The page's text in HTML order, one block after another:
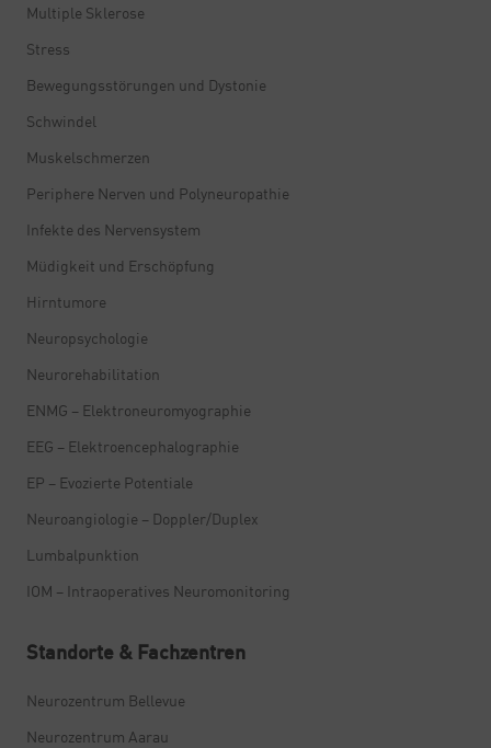
Multiple Sklerose
Stress
Bewegungsstörungen und Dystonie
Schwindel
Muskelschmerzen
Periphere Nerven und Polyneuropathie
Infekte des Nervensystem
Müdigkeit und Erschöpfung
Hirntumore
Neuropsychologie
Neurorehabilitation
ENMG – Elektroneuromyographie
EEG – Elektroencephalographie
EP – Evozierte Potentiale
Neuroangiologie – Doppler/Duplex
Lumbalpunktion
IOM – Intraoperatives Neuromonitoring
Standorte & Fachzentren
Neurozentrum Bellevue
Neurozentrum Aarau